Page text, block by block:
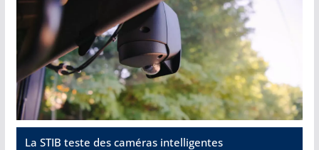
La STIB teste des caméras intelligentes